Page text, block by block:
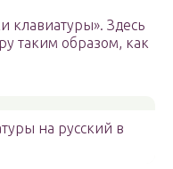
клавиатуры». Здесь
таким образом, как
на русский в